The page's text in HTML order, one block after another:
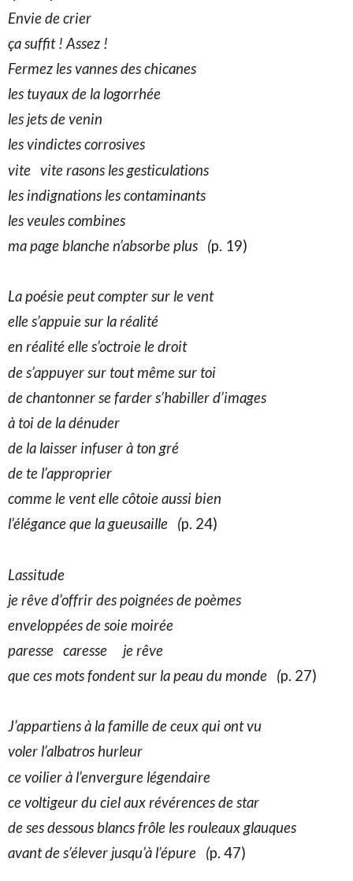
Envie de crier
çasuffit ! Assez !
Fermez les vannes des chicanes
les tuyaux de la logorrhée
les jets de venin
lesvindictes corrosives
vite viterasons les gesticulations
les indignations les contaminants
lesveules combines
mapage blanche n’absorbe plus (p. 19)
La poésie peut compter sur le vent
elles’appuie sur la réalité
en réalité elle s’octroie le droit
des’appuyer sur tout même sur toi
dechantonner se farder s’habiller d’images
à toi de la dénuder
de la laisser infuser à ton gré
de te l’approprier
comme le vent elle côtoie aussi bien
l’éléganceque la gueusaille (p. 24)
Lassitude
jerêve d’offrir des poignées de poèmes
enveloppéesde soie moirée
paresse caresse je rêve
queces mots fondent sur la peau du monde (p. 27)
J’appartiens à la famille de ceux qui ont vu
voler l’albatros hurleur
cevoilier à l’envergure légendaire
cevoltigeur du ciel aux révérences de star
deses dessous blancs frôle les rouleaux glauques
avantde s’élever jusqu’à l’épure (p. 47)